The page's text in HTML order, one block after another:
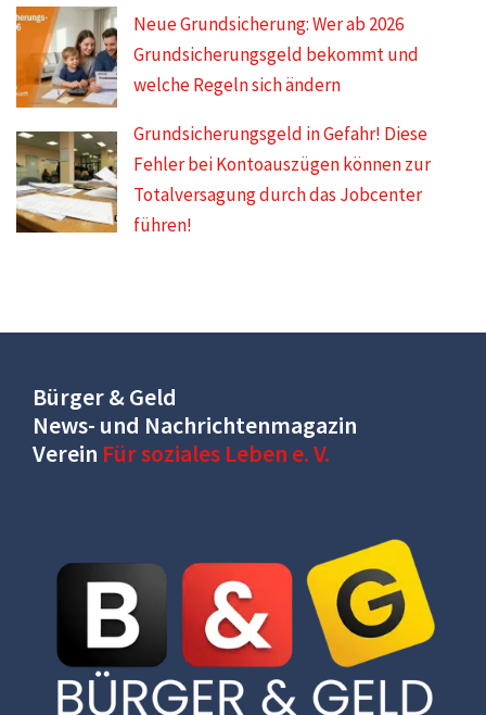
Neue Grundsicherung: Wer ab 2026
Grundsicherungsgeld bekommt und
welche Regeln sich ändern
Grundsicherungsgeld in Gefahr! Diese
Fehler bei Kontoauszügen können zur
Totalversagung durch das Jobcenter
führen!
Bürger & Geld
News- und Nachrichtenmagazin
Verein Für soziales Leben e. V.